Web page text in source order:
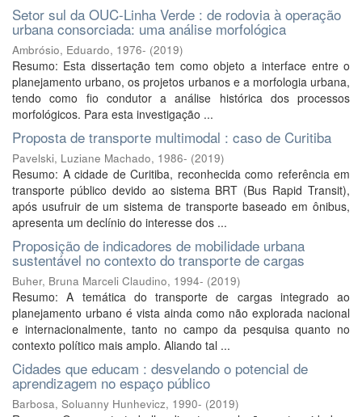
Setor sul da OUC-Linha Verde : de rodovia à operação
urbana consorciada: uma análise morfológica
Ambrósio, Eduardo, 1976- (2019)
Resumo: Esta dissertação tem como objeto a interface entre o
planejamento urbano, os projetos urbanos e a morfologia urbana,
tendo como fio condutor a análise histórica dos processos
morfológicos. Para esta investigação ...
Proposta de transporte multimodal : caso de Curitiba
Pavelski, Luziane Machado, 1986- (2019)
Resumo: A cidade de Curitiba, reconhecida como referência em
transporte público devido ao sistema BRT (Bus Rapid Transit),
após usufruir de um sistema de transporte baseado em ônibus,
apresenta um declínio do interesse dos ...
Proposição de indicadores de mobilidade urbana
sustentável no contexto do transporte de cargas
Buher, Bruna Marceli Claudino, 1994- (2019)
Resumo: A temática do transporte de cargas integrado ao
planejamento urbano é vista ainda como não explorada nacional
e internacionalmente, tanto no campo da pesquisa quanto no
contexto político mais amplo. Aliando tal ...
Cidades que educam : desvelando o potencial de
aprendizagem no espaço público
Barbosa, Soluanny Hunhevicz, 1990- (2019)